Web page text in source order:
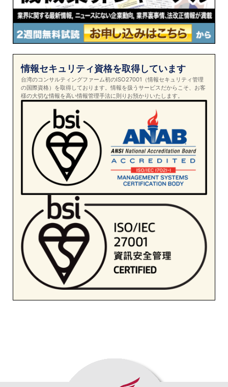
情報セキュリティ資格を取得しています
台湾のコンサルティングファーム初のISO27001（情報セキュリティ管理
の国際資格）を取得しております。情報を扱うサービスだからこそ、お客
様の大切な情報を高い情報管理手法に則りお預かりいたします。